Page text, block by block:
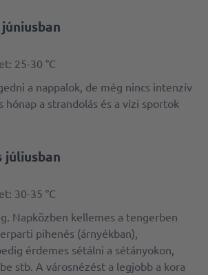
25-30 °C
a nappalok, de még nincs intenzív
hónap a strandolás és a vízi sportok
júliusban
30-35 °C
Napközben kellemes a tengerben
pihenés (árnyékban),
érdemes sétálni a sétányokon,
stb. A városnézést a legjobb a kora